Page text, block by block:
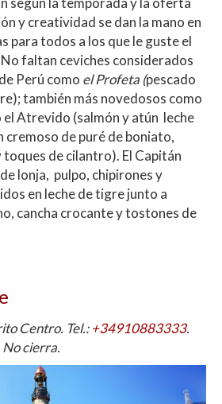
y creatividad se dan la mano en
para todos a los que le guste el
faltan ceviches considerados
Perú como el Profeta (pescado
también más novedosos como
Atrevido (salmón y atún leche
cremoso de puré de boniato,
toques de cilantro). El Capitán
lonja, pulpo, chipirones y
en leche de tigre junto a
cancha crocante y tostones de
Centro. Tel.:+34910883333.
cierra.